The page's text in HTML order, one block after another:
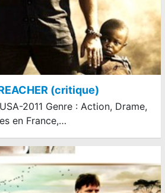
(critique)
2011 Genre : Action, Drame,
en France,…